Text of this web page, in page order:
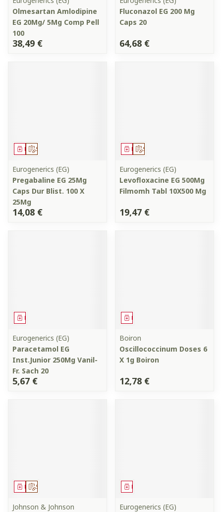
Olmesartan Amlodipine
EG 20Mg/ 5Mg Comp Pell
100
38,49 €
Fluconazol EG 200 Mg
Caps 20
64,68 €
Sur prescription
Médicament
Eurogenerics (EG)
Pregabaline EG 25Mg
Caps Dur Blist. 100 X
25Mg
14,08 €
Sur prescription
Médicament
Eurogenerics (EG)
Levofloxacine EG 500Mg
Filmomh Tabl 10X500 Mg
19,47 €
Médicament
Eurogenerics (EG)
Paracetamol EG
Inst.Junior 250Mg Vanil-
Fr. Sach 20
5,67 €
Médicament
Boiron
Oscillococcinum Doses 6
X 1g Boiron
12,78 €
Sur prescription
Médicament
Johnson & Johnson
Médicament
Eurogenerics (EG)